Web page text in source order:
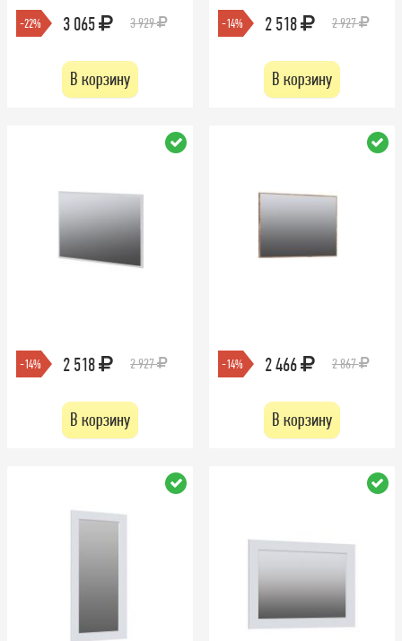
-22% 3 065 3 929
В корзину
-14% 2 518 2 927
В корзину
-14% 2 518 2 927
В корзину
-14% 2 466 2 867
В корзину